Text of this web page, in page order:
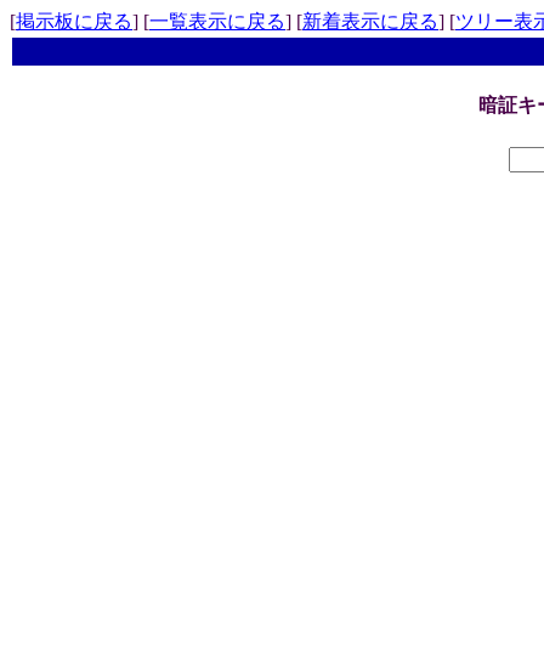
[掲示板に戻る] [一覧表示に戻る] [新着表示に戻る] [ツリー表
暗証キ